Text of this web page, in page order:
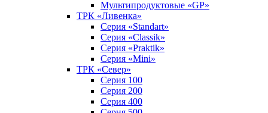
Мультипродуктовые «GP»
ТРК «Ливенка»
Серия «Standart»
Серия «Classik»
Серия «Praktik»
Серия «Mini»
ТРК «Север»
Серия 100
Серия 200
Серия 400